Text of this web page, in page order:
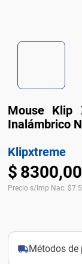
Mouse Klip
Inalámbrico
Klipxtreme
$ 8300,00
Precio s/Imp Nac. $
Métodos de